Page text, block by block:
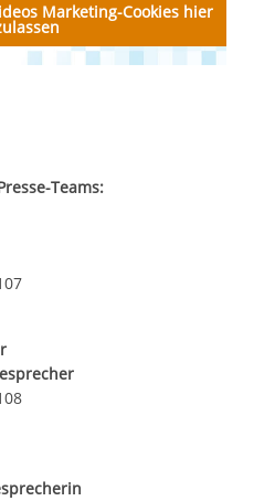
Marketing-Cookies hier
Teams: